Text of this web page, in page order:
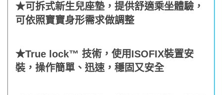
★可拆式新生兒座墊，提供舒適乘坐體驗，
可依照寶寶身形需求做調整
★True lock™ 技術，使用ISOFIX裝置安
裝，操作簡單、迅速，穩固又安全